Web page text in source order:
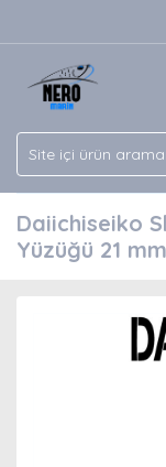
Daiichiseiko
Yüzüğü 21